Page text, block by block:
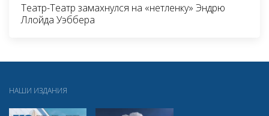
Театр-Театр замахнулся на «нетленку» Эндрю
Ллойда Уэббера
НАШИ ИЗДАНИЯ